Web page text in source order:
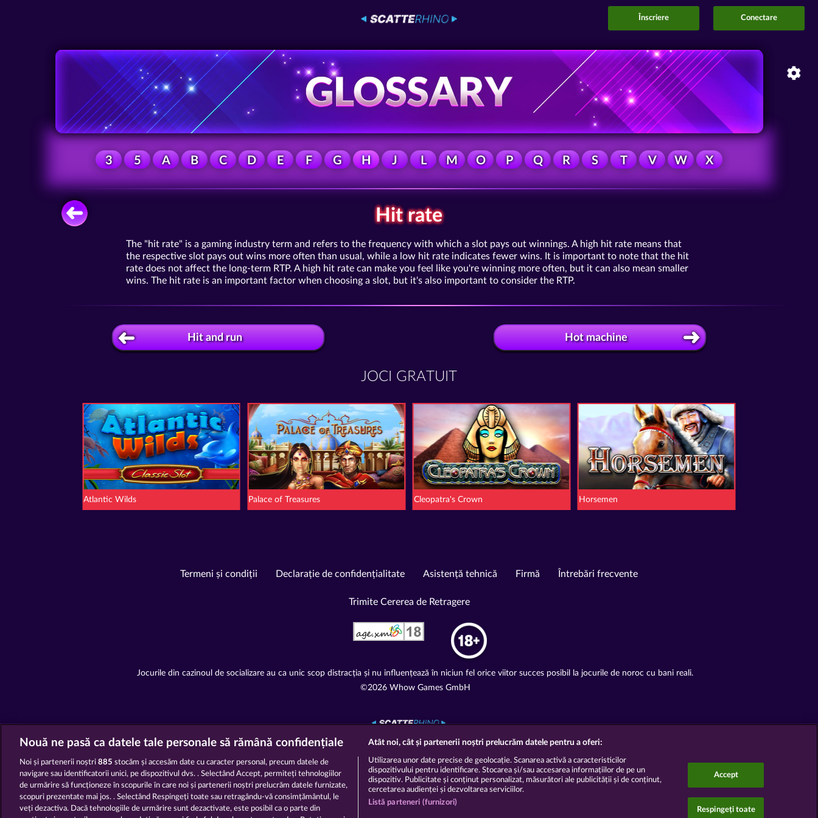
Înscriere Conectare
3 5 A B C D E F G H J L M O P Q R S T V W X
Hit rate
The "hit rate" is a gaming industry term and refers to the frequency with which a slot pays out winnings. A high hit rate means that
the respective slot pays out wins more often than usual, while a low hit rate indicates fewer wins. It is important to note that the hit
rate does not affect the long-term RTP. A high hit rate can make you feel like you're winning more often, but it can also mean smaller
wins. The hit rate is an important factor when choosing a slot, but it's also important to consider the RTP.
Hit and run Hot machine
JOCI GRATUIT
Atlantic Wilds Palace of Treasures Cleopatra's Crown Horsemen
Termeni și condiții Declarație de confidențialitate Asistență tehnică Firmă Întrebări frecvente
Trimite Cererea de Retragere
Jocurile din cazinoul de socializare au ca unic scop distracția și nu influențează în niciun fel orice viitor succes posibil la jocurile de noroc cu bani reali.
©2026 Whow Games GmbH
Nouă ne pasă ca datele tale personale să rămână confidențiale
Noi și partenerii noștri 885 stocăm și accesăm date cu caracter personal, precum datele de
navigare sau identificatorii unici, pe dispozitivul dvs. . Selectând Accept, permiteți tehnologiilor
de urmărire să funcționeze în scopurile în care noi și partenerii noștri prelucrăm datele furnizate,
scopuri prezentate mai jos. . Selectând Respingeți toate sau retragându-vă consimțământul, le
veți dezactiva. Dacă tehnologiile de urmărire sunt dezactivate, este posibil ca o parte din
Atât noi, cât și partenerii noștri prelucrăm datele pentru a oferi:
Utilizarea unor date precise de geolocație. Scanarea activă a caracteristicilor
dispozitivului pentru identificare. Stocarea și/sau accesarea informațiilor de pe un
dispozitiv. Publicitate și conținut personalizat, măsurători ale publicității și de conținut,
cercetarea audienței și dezvoltarea serviciilor.
Listă parteneri (furnizori)
Accept
Respingeți toate